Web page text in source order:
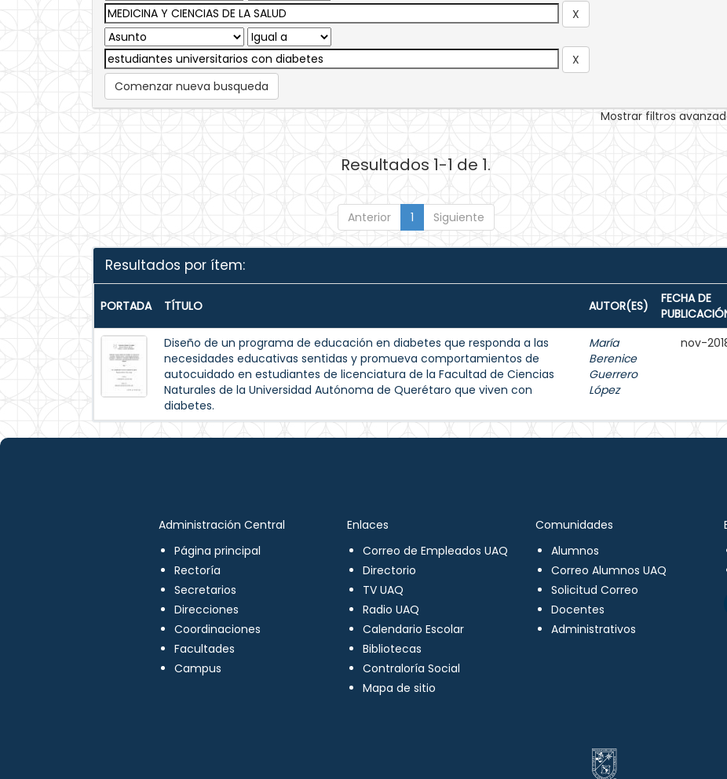
Comenzar nueva busqueda
Mostrar filtros
Resultados 1-1 de 1.
Anterior 1 Siguiente
Resultados por ítem:
PORTADA TÍTULO AUTOR(ES)
FECHA DE
Diseño de un programa de educación en diabetes que responda a las
necesidades educativas sentidas y promueva comportamientos de
autocuidado en estudiantes de licenciatura de la Facultad de Ciencias
Naturales de la Universidad Autónoma de Querétaro que viven con
diabetes.
María
Berenice
Guerrero
López
nov-
Administración Central
Página principal
Rectoría
Secretarios
Direcciones
Coordinaciones
Facultades
Campus
Enlaces
Correo de Empleados UAQ
Directorio
TV UAQ
Radio UAQ
Calendario Escolar
Bibliotecas
Contraloría Social
Mapa de sitio
Comunidades
Alumnos
Correo Alumnos UAQ
Solicitud Correo
Docentes
Administrativos